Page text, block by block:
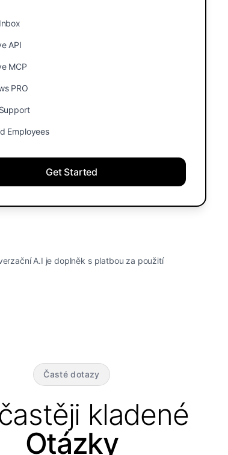
API
MCP
PRO
Employees
Get Started
A.I je doplněk s platbou za použití
Časté dotazy
kladené
Otázky